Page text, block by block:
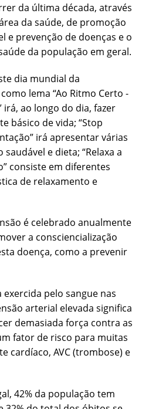
da última década, através
da saúde, de promoção
e prevenção de doenças e o
da população em geral.
dia mundial da
lema “Ao Ritmo Certo -
irá, ao longo do dia, fazer
básico de vida; “Stop
irá apresentar várias
e dieta; “Relaxa a
consiste em diferentes
de relaxamento e
é celebrado anualmente
a consciencialização
doença, como a prevenir
pelo sangue nas
arterial elevada significa
demasiada força contra as
fator de risco para muitas
cardíaco, AVC (trombose) e
42% da população tem